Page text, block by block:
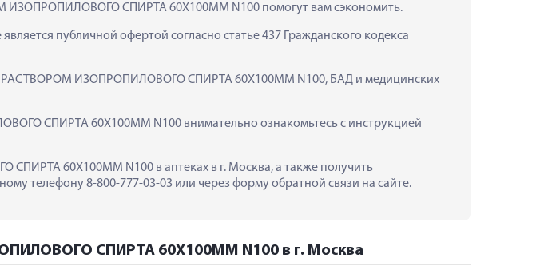
СПИРТА 60Х100ММ N100 помогут вам сэкономить.
публичной офертой согласно статье 437 Гражданского кодекса
РАСТВОРОМ ИЗОПРОПИЛОВОГО СПИРТА 60Х100ММ N100, БАД и медицинских
СПИРТА 60Х100ММ N100 внимательно ознакомьтесь с инструкцией
60Х100ММ N100 в аптеках в г. Москва, а также получить
телефону 8-800-777-03-03 или через форму обратной связи на сайте.
СПИРТА 60Х100ММ N100 в г. Москва